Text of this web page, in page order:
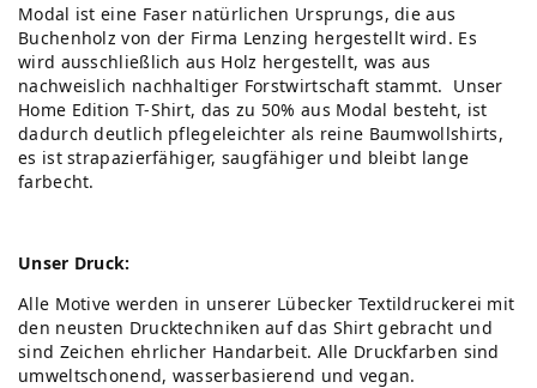
Modal ist eine Faser natürlichen Ursprungs, die aus
Buchenholz von der Firma Lenzing hergestellt wird. Es
wird ausschließlich aus Holz hergestellt, was aus
nachweislich nachhaltiger Forstwirtschaft stammt. Unser
Home Edition T-Shirt, das zu 50% aus Modal besteht, ist
dadurch deutlich pflegeleichter als reine Baumwollshirts,
es ist strapazierfähiger, saugfähiger und bleibt lange
farbecht.
Unser Druck:
Alle Motive werden in unserer Lübecker Textildruckerei mit
den neusten Drucktechniken auf das Shirt gebracht und
sind Zeichen ehrlicher Handarbeit. Alle Druckfarben sind
umweltschonend, wasserbasierend und vegan.